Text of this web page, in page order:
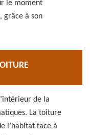
le moment
grâce à son
de la
La toiture
l’habitat face à